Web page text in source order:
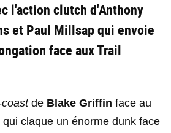
l'action clutch d'Anthony
et Paul Millsap qui envoie
face aux Trail
de Blake Griffin face au
qui claque un énorme dunk face